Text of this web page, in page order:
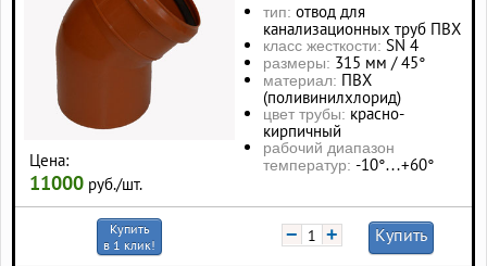
Цена:
11000 руб./шт.
тип: отвод для
канализационных труб ПВХ
класс жесткости: SN 4
размеры: 315 мм / 45°
материал: ПВХ
(поливинилхлорид)
цвет трубы: красно-
кирпичный
рабочий диапазон
температур: -10°…+60°
Купить
в 1 клик!
− + Купить